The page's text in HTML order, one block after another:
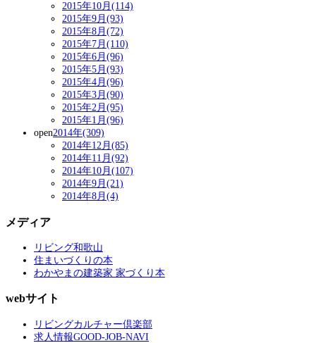
2015年10月(114)
2015年9月(93)
2015年8月(72)
2015年7月(110)
2015年6月(96)
2015年5月(93)
2015年4月(96)
2015年3月(90)
2015年2月(95)
2015年1月(96)
open2014年(309)
2014年12月(85)
2014年11月(92)
2014年10月(107)
2014年9月(21)
2014年8月(4)
メディア
リビング和歌山
住まいづくりの本
わかやまの建築家 家づくり本
webサイト
リビングカルチャー倶楽部
求人情報GOOD-JOB-NAVI